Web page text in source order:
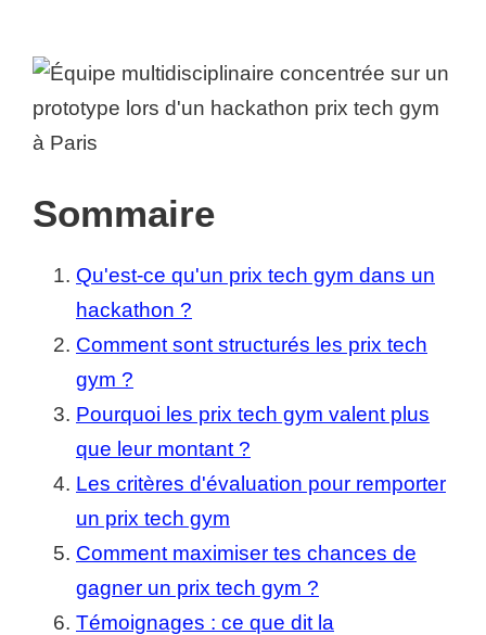
Sommaire
Qu'est-ce qu'un prix tech gym dans un
hackathon ?
Comment sont structurés les prix tech
gym ?
Pourquoi les prix tech gym valent plus
que leur montant ?
Les critères d'évaluation pour remporter
un prix tech gym
Comment maximiser tes chances de
gagner un prix tech gym ?
Témoignages : ce que dit la